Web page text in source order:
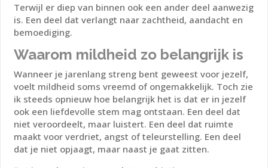
Terwijl er diep van binnen ook een ander deel aanwezig
is. Een deel dat verlangt naar zachtheid, aandacht en
bemoediging.
Waarom mildheid zo belangrijk is
Wanneer je jarenlang streng bent geweest voor jezelf,
voelt mildheid soms vreemd of ongemakkelijk. Toch zie
ik steeds opnieuw hoe belangrijk het is dat er in jezelf
ook een liefdevolle stem mag ontstaan. Een deel dat
niet veroordeelt, maar luistert. Een deel dat ruimte
maakt voor verdriet, angst of teleurstelling. Een deel
dat je niet opjaagt, maar naast je gaat zitten.